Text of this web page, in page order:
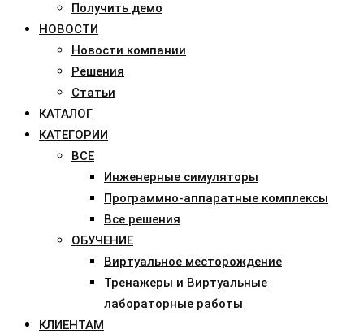
Получить демо
НОВОСТИ
Новости компании
Решения
Статьи
КАТАЛОГ
КАТЕГОРИИ
ВСЕ
Инженерные симуляторы
Программно-аппаратные комплексы
Все решения
ОБУЧЕНИЕ
Виртуальное месторождение
Тренажеры и Виртуальные
лабораторные работы
КЛИЕНТАМ